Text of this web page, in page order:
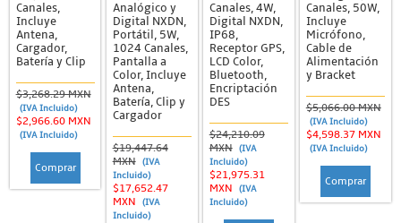
Canales,
Incluye
Antena,
Cargador,
Batería y Clip
$3,268.29 MXN
(IVA Incluido)
$2,966.60 MXN
(IVA Incluido)
Comprar
Analógico y
Digital NXDN,
Portátil, 5W,
1024 Canales,
Pantalla a
Color, Incluye
Antena,
Batería, Clip y
Cargador
$19,447.64
MXN
(IVA
Incluido)
$17,652.47
MXN
(IVA
Incluido)
Canales, 4W,
Digital NXDN,
IP68,
Receptor GPS,
LCD Color,
Bluetooth,
Encriptación
DES
$24,210.09
MXN
(IVA
Incluido)
$21,975.31
MXN
(IVA
Incluido)
Canales, 50W,
Incluye
Micrófono,
Cable de
Alimentación
y Bracket
$5,066.00 MXN
(IVA Incluido)
$4,598.37 MXN
(IVA Incluido)
Comprar